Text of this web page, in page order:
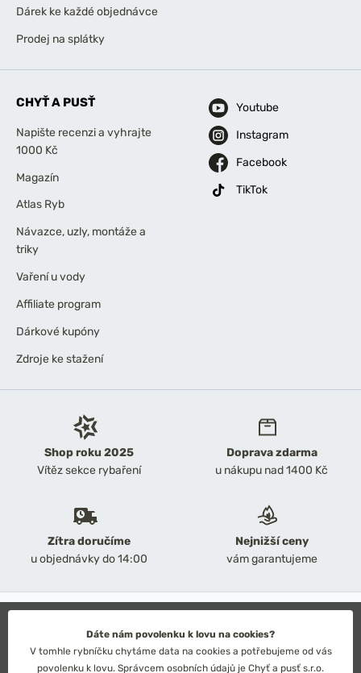
Shop roku 2025
Vítěz sekce rybaření
Doprava zdarma
u nákupu nad 1400 Kč
Zítra doručíme
u objednávky do 14:00
Nejnižší ceny
vám garantujeme
Dárek ke každé objednávce
Prodej na splátky
CHYŤ A PUSŤ
Napište recenzi a vyhrajte
1000 Kč
Magazín
Atlas Ryb
Návazce, uzly, montáže a
triky
Vaření u vody
Affiliate program
Dárkové kupóny
Zdroje ke stažení
Youtube
Instagram
Facebook
TikTok
Obchodní podmínky
Ochrana osobních údajů
Technické řešení: Simplia s.r.o.
Dáte nám povolenku k lovu na cookies?
V tomhle rybníčku chytáme data na cookies a potřebujeme od vás
povolenku k lovu. Správcem osobních údajů je Chyť a pusť s.r.o.